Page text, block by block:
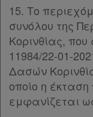
15. Το
συνόλου της
Κορινθίας,
11984/22-01-
Δασών
οποίο η
εμφανίζεται